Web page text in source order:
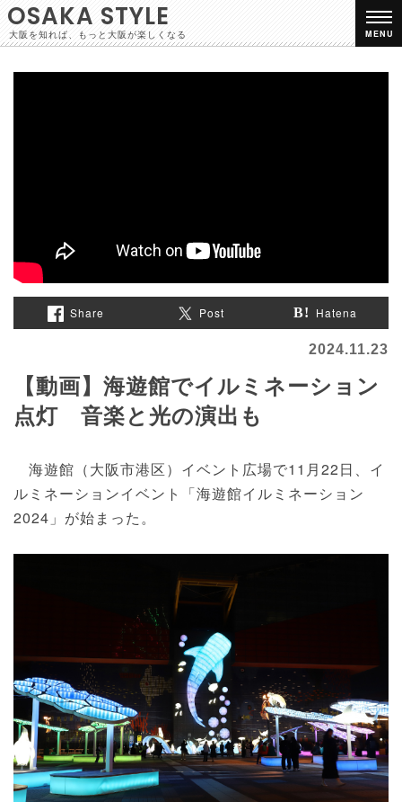
OSAKA STYLE
大阪を知れば、もっと大阪が楽しくなる MENU
Share Post Hatena
2024.11.23
【動画】海遊館でイルミネーション
点灯 音楽と光の演出も
海遊館（大阪市港区）イベント広場で11月22日、イ
ルミネーションイベント「海遊館イルミネーション
2024」が始まった。